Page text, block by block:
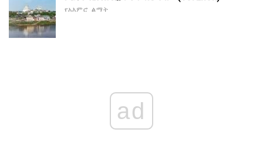
የአእምሮ ልማት
ad